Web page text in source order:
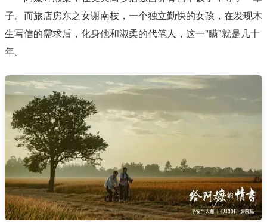
子。而旅店房东之女谢南枝，一个独立勤快的女孩，在发现木
生写信的需求后，化身他和淑柔的代笔人，这一"瞒"就是几十
年。